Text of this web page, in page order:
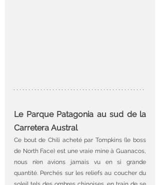
Le Parque Patagonia au sud de la
Carretera Austral
Ce bout de Chili acheté par Tompkins (le boss
de North Face) est une vraie mine à Guanacos,
nous n’en avions jamais vu en si grande
quantité. Perchés sur les reliefs au coucher du